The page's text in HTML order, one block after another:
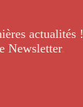
actualités !
Newsletter.